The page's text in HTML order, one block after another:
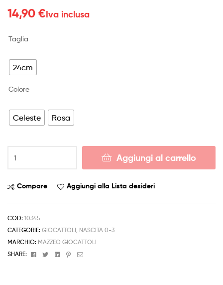
14,90 €Iva inclusa
Taglia
24cm
Colore
Celeste Rosa
Sonaglino
Nanna
Celeste
quantità
Aggiungi al carrello
Compare Aggiungi alla Lista desideri
COD: 10345
CATEGORIE: GIOCATTOLI, NASCITA 0-3
MARCHIO: MAZZEO GIOCATTOLI
SHARE:
FacebookTwitterLinkedinPinterest
Email